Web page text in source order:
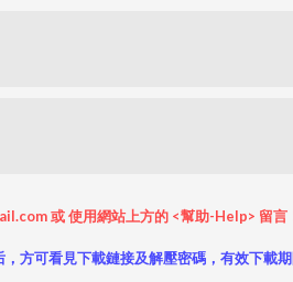
或 使用網站上方的 <幫助-Help> 留
方可看見下載鏈接及解壓密碼，有效下載